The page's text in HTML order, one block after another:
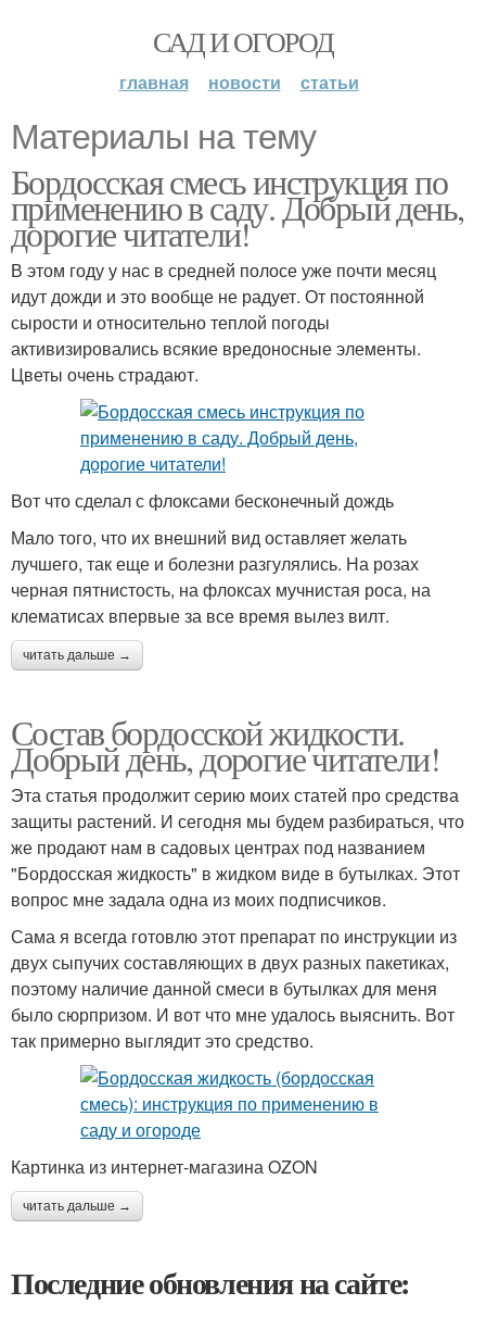
САД И ОГОРОД
главная новости статьи
Материалы на тему
Бордосская смесь инструкция по
применению в саду. Добрый день,
дорогие читатели!
В этом году у нас в средней полосе уже почти месяц
идут дожди и это вообще не радует. От постоянной
сырости и относительно теплой погоды
активизировались всякие вредоносные элементы.
Цветы очень страдают.
Вот что сделал с флоксами бесконечный дождь
Мало того, что их внешний вид оставляет желать
лучшего, так еще и болезни разгулялись. На розах
черная пятнистость, на флоксах мучнистая роса, на
клематисах впервые за все время вылез вилт.
читать дальше →
Состав бордосской жидкости.
Добрый день, дорогие читатели!
Эта статья продолжит серию моих статей про средства
защиты растений. И сегодня мы будем разбираться, что
же продают нам в садовых центрах под названием
"Бордосская жидкость" в жидком виде в бутылках. Этот
вопрос мне задала одна из моих подписчиков.
Сама я всегда готовлю этот препарат по инструкции из
двух сыпучих составляющих в двух разных пакетиках,
поэтому наличие данной смеси в бутылках для меня
было сюрпризом. И вот что мне удалось выяснить. Вот
так примерно выглядит это средство.
Картинка из интернет-магазина OZON
читать дальше →
Последние обновления на сайте: